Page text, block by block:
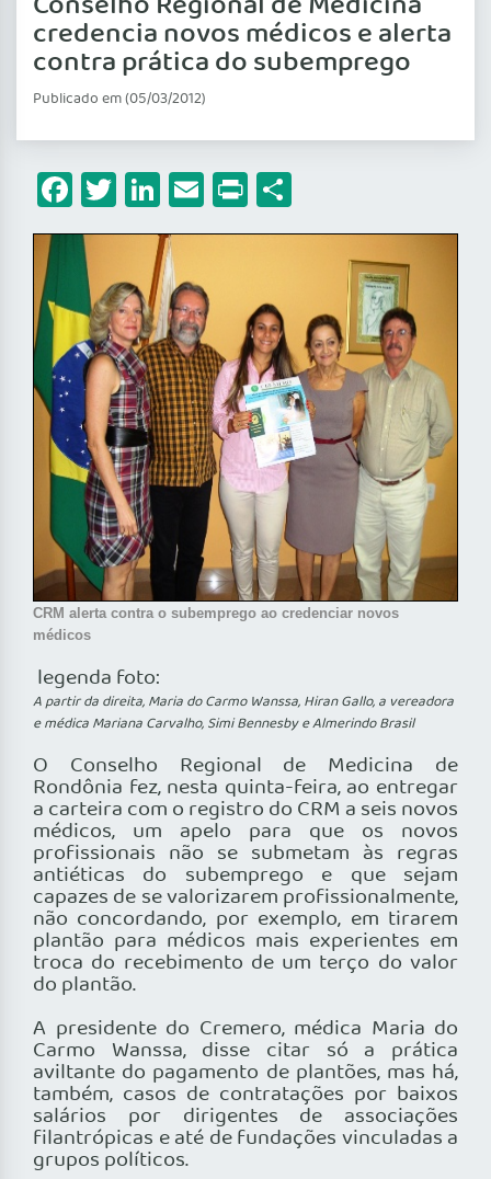
credencia novos médicos e alerta
contra prática do subemprego
Publicado em (05/03/2012)
Facebook
Twitter
LinkedIn
Email
Print
CRM alerta contra o subemprego ao credenciar novos
médicos
legenda foto:
A partir da direita, Maria do Carmo Wanssa, Hiran Gallo, a vereadora
e médica Mariana Carvalho, Simi Bennesby e Almerindo Brasil
O Conselho Regional de Medicina de
Rondônia fez, nesta quinta-feira, ao entregar
a carteira com o registro do CRM a seis novos
médicos, um apelo para que os novos
profissionais não se submetam às regras
antiéticas do subemprego e que sejam
capazes de se valorizarem profissionalmente,
não concordando, por exemplo, em tirarem
plantão para médicos mais experientes em
troca do recebimento de um terço do valor
do plantão.
A presidente do Cremero, médica Maria do
Carmo Wanssa, disse citar só a prática
aviltante do pagamento de plantões, mas há,
também, casos de contratações por baixos
salários por dirigentes de associações
filantrópicas e até de fundações vinculadas a
grupos políticos.